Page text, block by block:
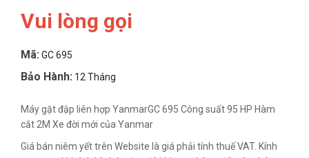
Vui lòng gọi
Mã: GC 695
Bảo Hành: 12 Tháng
Máy gặt đập liên hợp YanmarGC 695 Công suất 95 HP Hàm
cắt 2M Xe đời mới của Yanmar
Giá bán niêm yết trên Website là giá phải tính thuế VAT. Kính